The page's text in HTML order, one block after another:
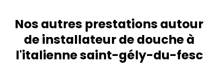
Nos autres prestations autour
de installateur de douche à
l'italienne saint-gély-du-fesc